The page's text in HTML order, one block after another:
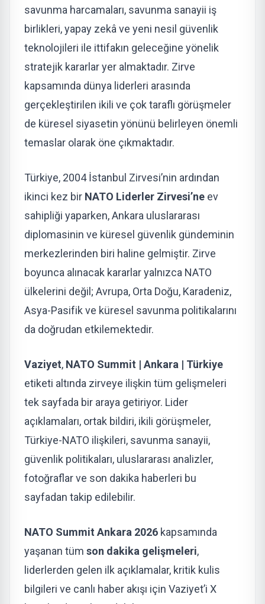
savunma harcamaları, savunma sanayii iş
birlikleri, yapay zekâ ve yeni nesil güvenlik
teknolojileri ile ittifakın geleceğine yönelik
stratejik kararlar yer almaktadır. Zirve
kapsamında dünya liderleri arasında
gerçekleştirilen ikili ve çok taraflı görüşmeler
de küresel siyasetin yönünü belirleyen önemli
temaslar olarak öne çıkmaktadır.
Türkiye, 2004 İstanbul Zirvesi’nin ardından
ikinci kez bir NATO Liderler Zirvesi’ne ev
sahipliği yaparken, Ankara uluslararası
diplomasinin ve küresel güvenlik gündeminin
merkezlerinden biri haline gelmiştir. Zirve
boyunca alınacak kararlar yalnızca NATO
ülkelerini değil; Avrupa, Orta Doğu, Karadeniz,
Asya-Pasifik ve küresel savunma politikalarını
da doğrudan etkilemektedir.
Vaziyet, NATO Summit | Ankara | Türkiye
etiketi altında zirveye ilişkin tüm gelişmeleri
tek sayfada bir araya getiriyor. Lider
açıklamaları, ortak bildiri, ikili görüşmeler,
Türkiye-NATO ilişkileri, savunma sanayii,
güvenlik politikaları, uluslararası analizler,
fotoğraflar ve son dakika haberleri bu
sayfadan takip edilebilir.
NATO Summit Ankara 2026 kapsamında
yaşanan tüm son dakika gelişmeleri,
liderlerden gelen ilk açıklamalar, kritik kulis
bilgileri ve canlı haber akışı için Vaziyet’i X